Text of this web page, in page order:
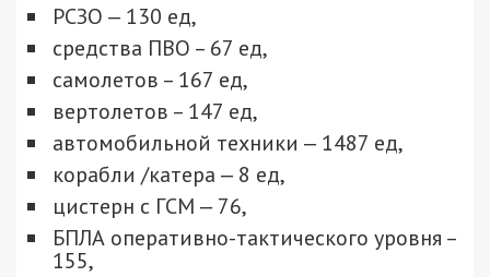
РСЗО ‒ 130 ед,
средства ПВО – 67 ед,
самолетов – 167 ед,
вертолетов – 147 ед,
автомобильной техники ‒ 1487 ед,
корабли /катера ‒ 8 ед,
цистерн с ГСМ ‒ 76,
БПЛА оперативно-тактического уровня –
155,